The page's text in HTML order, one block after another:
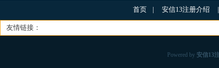
首页 安信13注册介绍
友情链接：
Powered by 安信13